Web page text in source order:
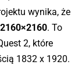
wynika, że
. To
2, które
1832 x 1920.